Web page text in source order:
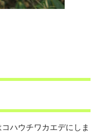
ハウチワカエデにしま